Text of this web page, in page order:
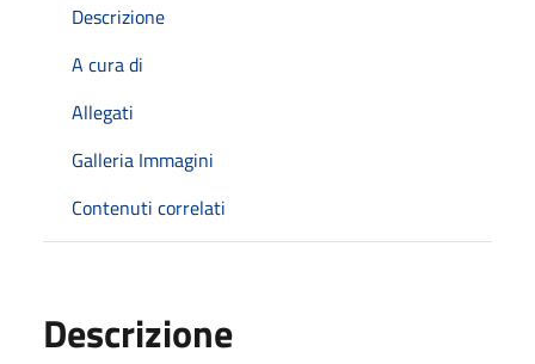
Descrizione
A cura di
Allegati
Galleria Immagini
Contenuti correlati
Descrizione